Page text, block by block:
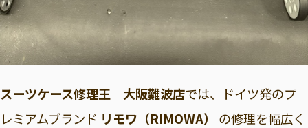
スーツケース修理王 大阪難波店では、ドイツ発のプ
レミアムブランド リモワ（RIMOWA）
の修理を幅広く